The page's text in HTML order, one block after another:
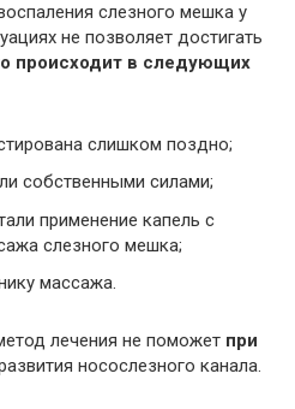
слезного мешка у
не позволяет достигать
происходит в следующих
слишком поздно;
собственными силами;
применение капель с
слезного мешка;
массажа.
лечения не поможет при
носослезного канала.